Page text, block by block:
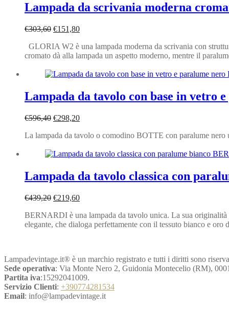
Lampada da scrivania moderna
€303,60 Il
originale
era:
€151,80Il
attuale
è:
GLORIA W2 è una lampada moderna da scrivania con
cromato dà alla lampada un aspetto moderno, mentre il
Lampada da tavolo con base in vetro
€596,40 Il
originale
€596,40.
€298,20Il
attuale
€298,20.
La lampada da tavolo o comodino BOTTE con paralume
Lampada da tavolo classica con
€439,20 Il
originale
era:
€219,60Il
attuale
è:
BERNARDI è una lampada da tavolo unica. La sua originalità
elegante, che dialoga perfettamente con il tessuto bianco e oro
Lampadevintage.it® è un marchio registrato e tutti i diritti sono
Sede operativa: Via Monte Nero 2, Guidonia Montecelio (RM),
Partita iva:15292041009.
Servizio Clienti: +390774281534
Email: info@lampadevintage.it